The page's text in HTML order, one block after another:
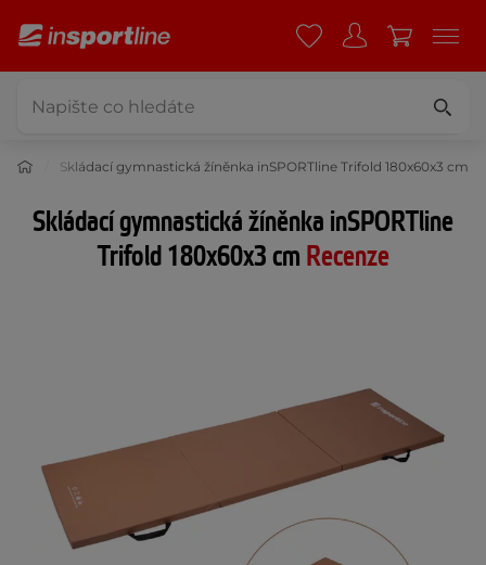
Skládací gymnastická žíněnka inSPORTline Trifold 180x60x3 cm
Skládací gymnastická žíněnka inSPORTline
Trifold 180x60x3 cm Recenze